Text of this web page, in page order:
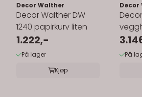
Decor Walther
Decor Walther DW
1240 papirkurv liten
1.222,-
På lager
Kjøp
Decor
På